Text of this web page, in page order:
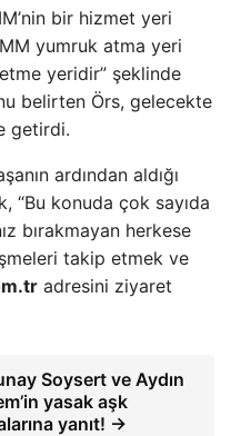
bir hizmet yeri
yumruk atma yeri
yeridir” şeklinde
belirten Örs, gelecekte
getirdi.
ardından aldığı
“Bu konuda çok sayıda
bırakmayan herkese
takip etmek ve
adresini ziyaret
Soysert ve Aydın
yasak aşk
yanıt! →